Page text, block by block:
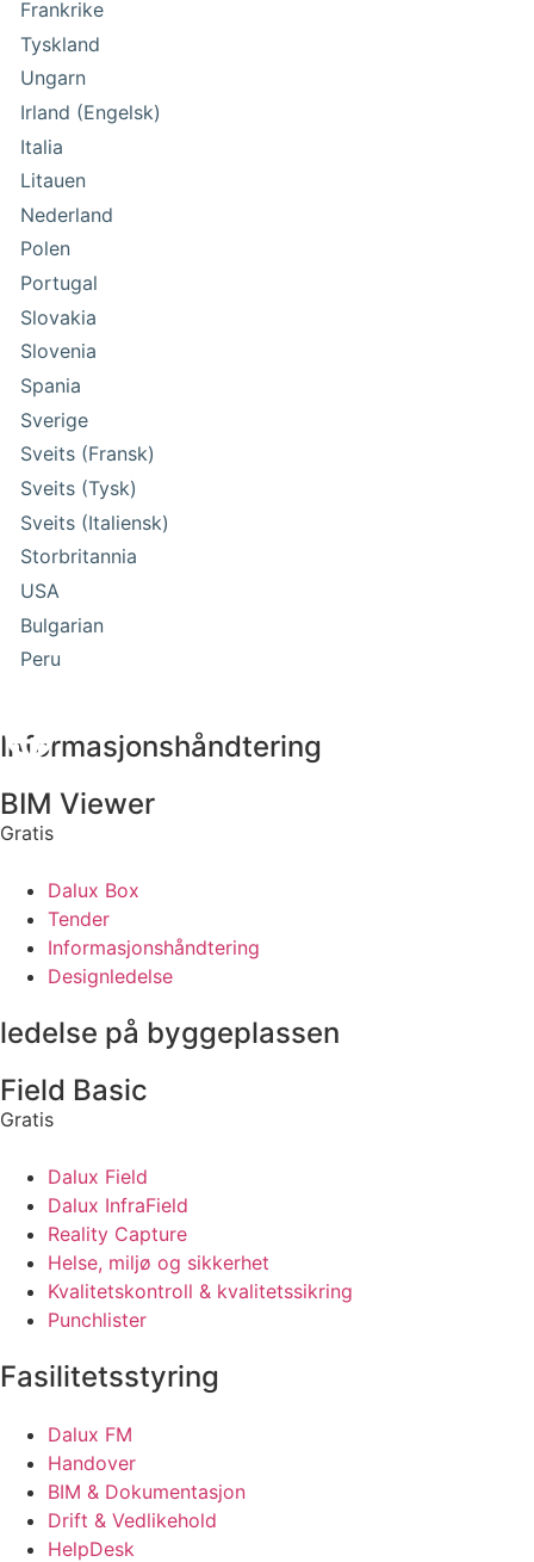
Frankrike
Tyskland
Ungarn
Irland (Engelsk)
Italia
Litauen
Nederland
Polen
Portugal
Slovakia
Slovenia
Spania
Sverige
Sveits (Fransk)
Sveits (Tysk)
Sveits (Italiensk)
Storbritannia
USA
Bulgarian
Peru
Informasjonshåndtering
BIM Viewer
Gratis
Dalux Box
Tender
Informasjonshåndtering
Designledelse
ledelse på byggeplassen
Field Basic
Gratis
Dalux Field
Dalux InfraField
Reality Capture
Helse, miljø og sikkerhet
Kvalitetskontroll & kvalitetssikring
Punchlister
Fasilitetsstyring
Dalux FM
Handover
BIM & Dokumentasjon
Drift & Vedlikehold
HelpDesk